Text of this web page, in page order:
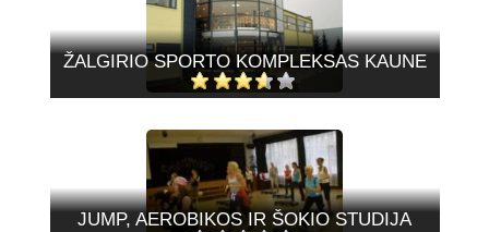
ŽALGIRIO SPORTO KOMPLEKSAS KAUNE
JUMP, AEROBIKOS IR ŠOKIO STUDIJA